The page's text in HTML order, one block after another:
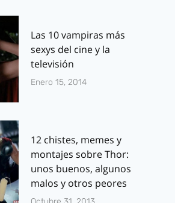
Las 10 vampiras más
sexys del cine y la
televisión
Enero 15, 2014
12 chistes, memes y
montajes sobre Thor:
unos buenos, algunos
malos y otros peores